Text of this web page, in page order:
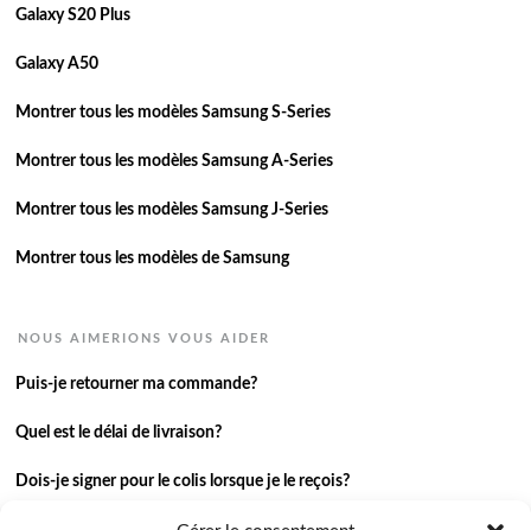
Galaxy S20 Plus
Galaxy A50
Montrer tous les modèles Samsung S-Series
Montrer tous les modèles Samsung A-Series
Montrer tous les modèles Samsung J-Series
Montrer tous les modèles de Samsung
NOUS AIMERIONS VOUS AIDER
Puis-je retourner ma commande?
Quel est le délai de livraison?
Dois-je signer pour le colis lorsque je le reçois?